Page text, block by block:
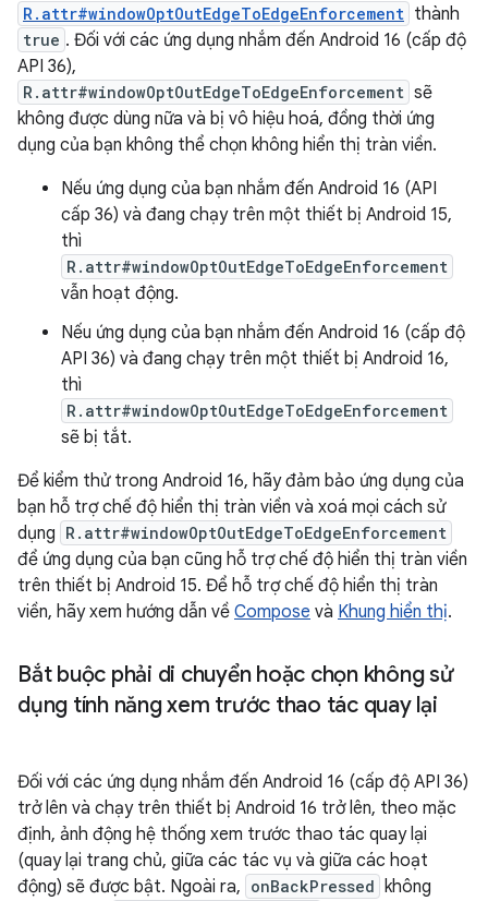
R.attr#windowOptOutEdgeToEdgeEnforcement thành
true . Đối với các ứng dụng nhắm đến Android 16 (cấp độ
API 36),
R.attr#windowOptOutEdgeToEdgeEnforcement sẽ
không được dùng nữa và bị vô hiệu hoá, đồng thời ứng
dụng của bạn không thể chọn không hiển thị tràn viền.
Nếu ứng dụng của bạn nhắm đến Android 16 (API
cấp 36) và đang chạy trên một thiết bị Android 15,
thì
R.attr#windowOptOutEdgeToEdgeEnforcement
vẫn hoạt động.
Nếu ứng dụng của bạn nhắm đến Android 16 (cấp độ
API 36) và đang chạy trên một thiết bị Android 16,
thì
R.attr#windowOptOutEdgeToEdgeEnforcement
sẽ bị tắt.
Để kiểm thử trong Android 16, hãy đảm bảo ứng dụng của
bạn hỗ trợ chế độ hiển thị tràn viền và xoá mọi cách sử
dụng R.attr#windowOptOutEdgeToEdgeEnforcement
để ứng dụng của bạn cũng hỗ trợ chế độ hiển thị tràn viền
trên thiết bị Android 15. Để hỗ trợ chế độ hiển thị tràn
viền, hãy xem hướng dẫn về Compose và Khung hiển thị.
Bắt buộc phải di chuyển hoặc chọn không sử
dụng tính năng xem trước thao tác quay lại
Đối với các ứng dụng nhắm đến Android 16 (cấp độ API 36)
trở lên và chạy trên thiết bị Android 16 trở lên, theo mặc
định, ảnh động hệ thống xem trước thao tác quay lại
(quay lại trang chủ, giữa các tác vụ và giữa các hoạt
động) sẽ được bật. Ngoài ra, onBackPressed không